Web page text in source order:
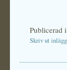
Publicerad i
Skriv ut inlägg